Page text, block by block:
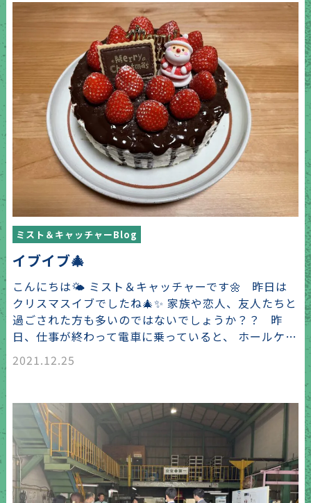
ミスト＆キャッチャーBlog
イブイブ🎄
こんにちは🌤 ミスト＆キャッチャーです🌼 昨日は
クリスマスイブでしたね🎄✨ 家族や恋人、友人たちと
過ごされた方も多いのではないでしょうか？？ 昨
日、仕事が終わって電車に乗っていると、 ホールケ…
2021.12.25